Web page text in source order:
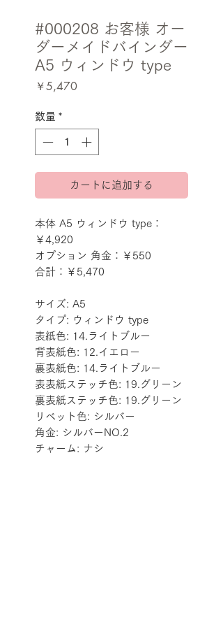
#000208 お客様 オー
ダーメイドバインダー
A5 ウィンドウ type
￥5,470価
数量 *
カートに追加する
本体 A5 ウィンドウ type：
￥4,920
オプション 角金：￥550
合計：￥5,470
サイズ: A5
タイプ: ウィンドウ type
表紙色: 14.ライトブルー
背表紙色: 12.イエロー
裏表紙色: 14.ライトブルー
表表紙ステッチ色: 19.グリーン
裏表紙ステッチ色: 19.グリーン
リベット色: シルバー
角金: シルバーNO.2
チャーム: ナシ